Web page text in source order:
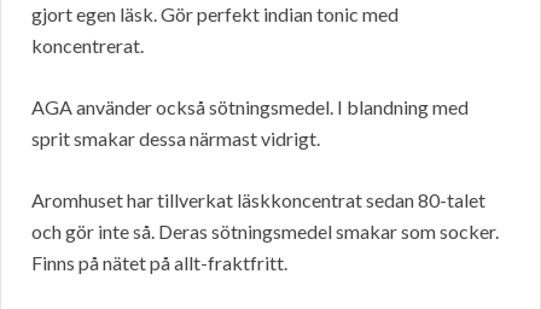
gjort egen läsk. Gör perfekt indian tonic med
koncentrerat.
AGA använder också sötningsmedel. I blandning med
sprit smakar dessa närmast vidrigt.
Aromhuset har tillverkat läskkoncentrat sedan 80-talet
och gör inte så. Deras sötningsmedel smakar som socker.
Finns på nätet på allt-fraktfritt.